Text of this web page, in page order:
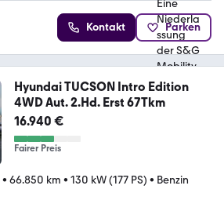
Kontakt Parken
Hyundai TUCSON Intro Edition
4WD Aut. 2.Hd. Erst 67Tkm
16.940 €
Fairer Preis
• 66.850 km • 130 kW (177 PS) • Benzin